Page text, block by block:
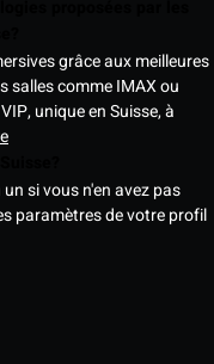
grâce aux meilleures
salles comme IMAX ou
unique en Suisse, à
si vous n'en avez pas
paramètres de votre profil